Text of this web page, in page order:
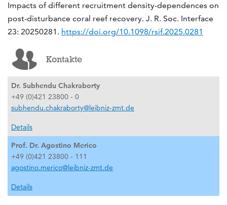
Impacts of different recruitment density-dependences on
post-disturbance coral reef recovery. J. R. Soc. Interface
23: 20250281. https://doi.org/10.1098/rsif.2025.0281
Kontakte
Dr. Subhendu Chakraborty
+49 (0)421 23800 - 0
subhendu.chakraborty@leibniz-zmt.de
Details
Prof. Dr. Agostino Merico
+49 (0)421 23800 - 111
agostino.merico@leibniz-zmt.de
Details